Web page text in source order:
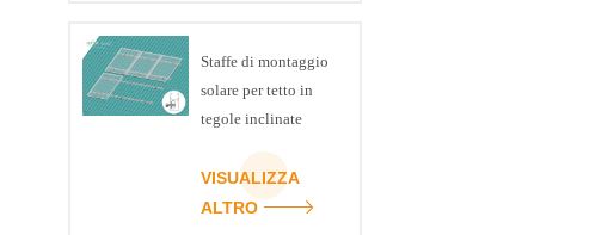
Staffe di montaggio
solare per tetto in
tegole inclinate
VISUALIZZA
ALTRO